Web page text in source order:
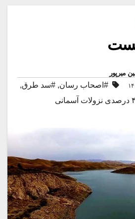
میرپور
#اصحاب رسان, #سد طرق,